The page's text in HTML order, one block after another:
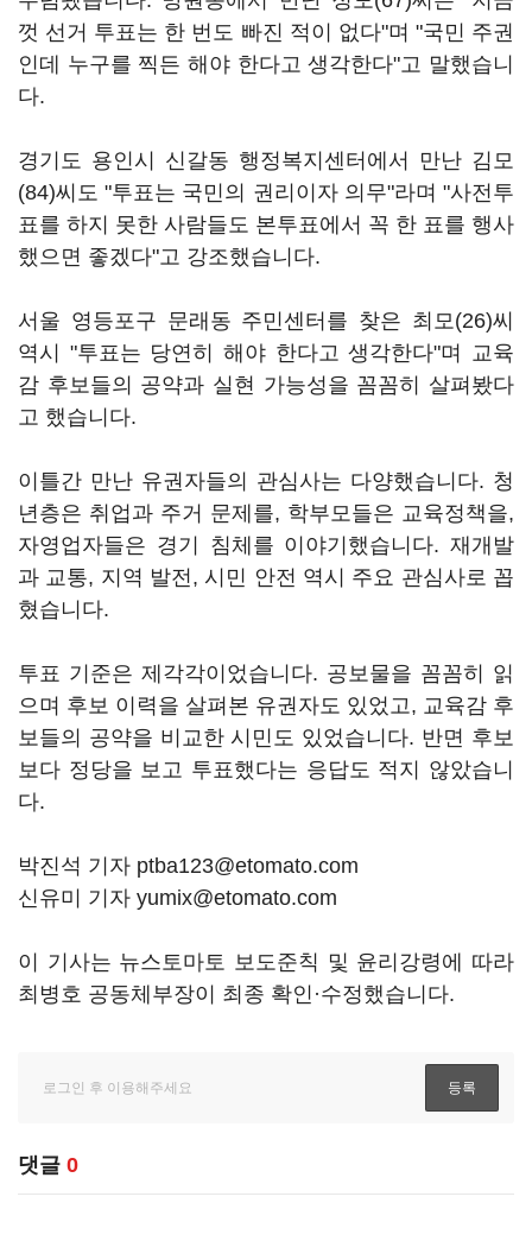
껏 선거 투표는 한 번도 빠진 적이 없다"며 "국민 주권
인데 누구를 찍든 해야 한다고 생각한다"고 말했습니
다.
경기도 용인시 신갈동 행정복지센터에서 만난 김모
(84)씨도 "투표는 국민의 권리이자 의무"라며 "사전투
표를 하지 못한 사람들도 본투표에서 꼭 한 표를 행사
했으면 좋겠다"고 강조했습니다.
서울 영등포구 문래동 주민센터를 찾은 최모(26)씨
역시 "투표는 당연히 해야 한다고 생각한다"며 교육
감 후보들의 공약과 실현 가능성을 꼼꼼히 살펴봤다
고 했습니다.
이틀간 만난 유권자들의 관심사는 다양했습니다. 청
년층은 취업과 주거 문제를, 학부모들은 교육정책을,
자영업자들은 경기 침체를 이야기했습니다. 재개발
과 교통, 지역 발전, 시민 안전 역시 주요 관심사로 꼽
혔습니다.
투표 기준은 제각각이었습니다. 공보물을 꼼꼼히 읽
으며 후보 이력을 살펴본 유권자도 있었고, 교육감 후
보들의 공약을 비교한 시민도 있었습니다. 반면 후보
보다 정당을 보고 투표했다는 응답도 적지 않았습니
다.
박진석 기자 ptba123@etomato.com
신유미 기자 yumix@etomato.com
이 기사는 뉴스토마토 보도준칙 및 윤리강령에 따라
최병호 공동체부장이 최종 확인·수정했습니다.
댓글 0